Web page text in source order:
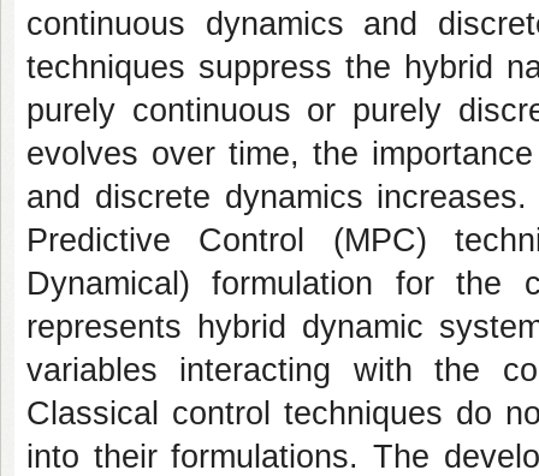
continuous dynamics and
techniques suppress the hybrid
purely continuous or purely
evolves over time, the
and discrete dynamics
Predictive Control (MPC)
Dynamical) formulation for the
represents hybrid dynamic
variables interacting with the
Classical control techniques do
into their formulations. The